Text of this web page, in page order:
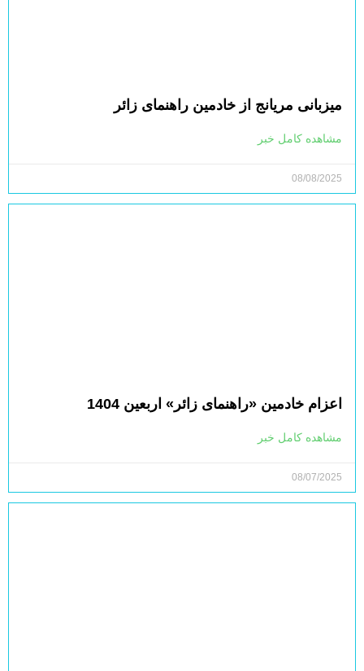
میزبانی مریانج از خادمین راهنمای زائر
مشاهده کامل خبر
08/08/2025
اعزام خادمین «راهنمای زائر» اربعین 1404
مشاهده کامل خبر
08/07/2025